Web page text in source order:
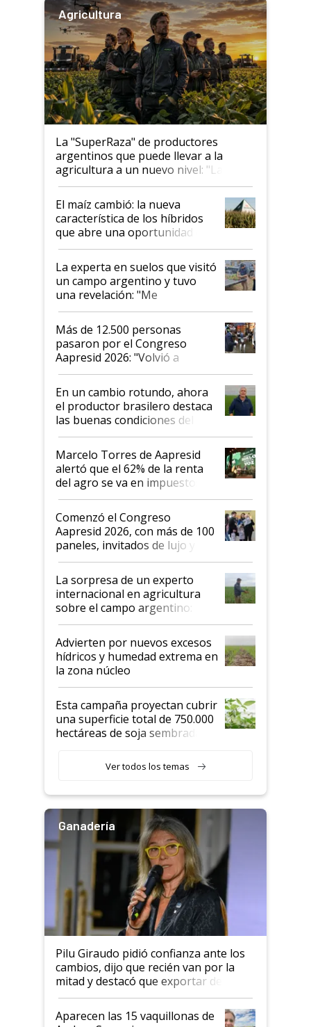
Agricultura
La "SuperRaza" de productores
argentinos que puede llevar a la
agricultura a un nuevo nivel: "Las
posibilidades de crecimiento son
infinitas"
El maíz cambió: la nueva
característica de los híbridos
que abre una oportunidad en
el lote
La experta en suelos que visitó
un campo argentino y tuvo
una revelación: "Me
impresionó mucho"
Más de 12.500 personas
pasaron por el Congreso
Aapresid 2026: "Volvió a
demostrar que hablar del
suelo es hablar de todo el
sistema productivo"
En un cambio rotundo, ahora
el productor brasilero destaca
las buenas condiciones del
agro argentino para invertir:
"Los veo más motivados"
Marcelo Torres de Aapresid
alertó que el 62% de la renta
del agro se va en impuestos:
"No es bueno que en
Argentina se sigan discutiendo
las mismas cosas de hace 50
años"
Comenzó el Congreso
Aapresid 2026, con más de 100
paneles, invitados de lujo y
todas las tendencias
La sorpresa de un experto
internacional en agricultura
sobre el campo argentino:
"Estoy muy impresionado"
Advierten por nuevos excesos
hídricos y humedad extrema en
la zona núcleo
Esta campaña proyectan cubrir
una superficie total de 750.000
hectáreas de soja sembradas
variedades que marcan un
salto tecnológico en genética y
Ver todos los temas
Ganadería
Pilu Giraudo pidió confianza ante los
cambios, dijo que recién van por la
mitad y destacó que exportar dejó de
ser "para unos pocos": "Tenemos un
mandato muy claro del gobierno
nacional"
Aparecen las 15 vaquillonas de